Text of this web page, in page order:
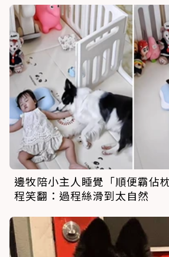
邊牧陪小主人睡覺「順便霸佔
程笑翻：過程絲滑到太自然